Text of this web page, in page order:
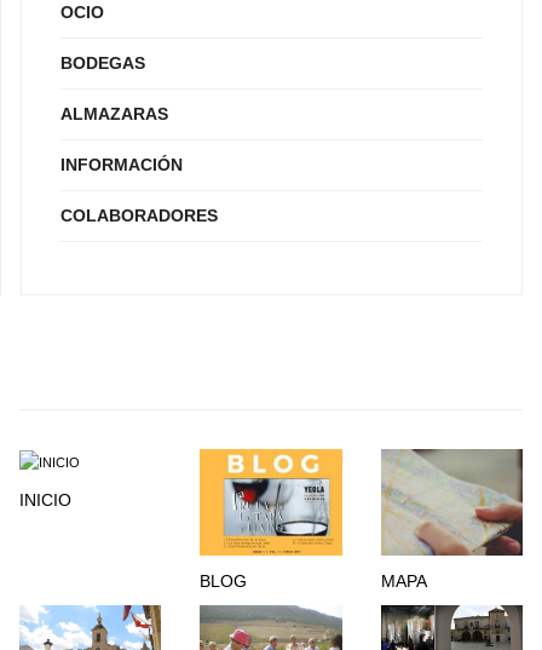
OCIO
BODEGAS
ALMAZARAS
INFORMACIÓN
COLABORADORES
INICIO
BLOG MAPA